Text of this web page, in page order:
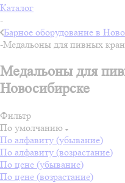
Каталог
-
Барное оборудование в
-Медальоны для пивных
Медальоны для
Новосибирске
Фильтр
По умолчанию
По алфавиту (убывание)
По алфавиту (возрастание)
По цене (убывание)
По цене (возрастание)